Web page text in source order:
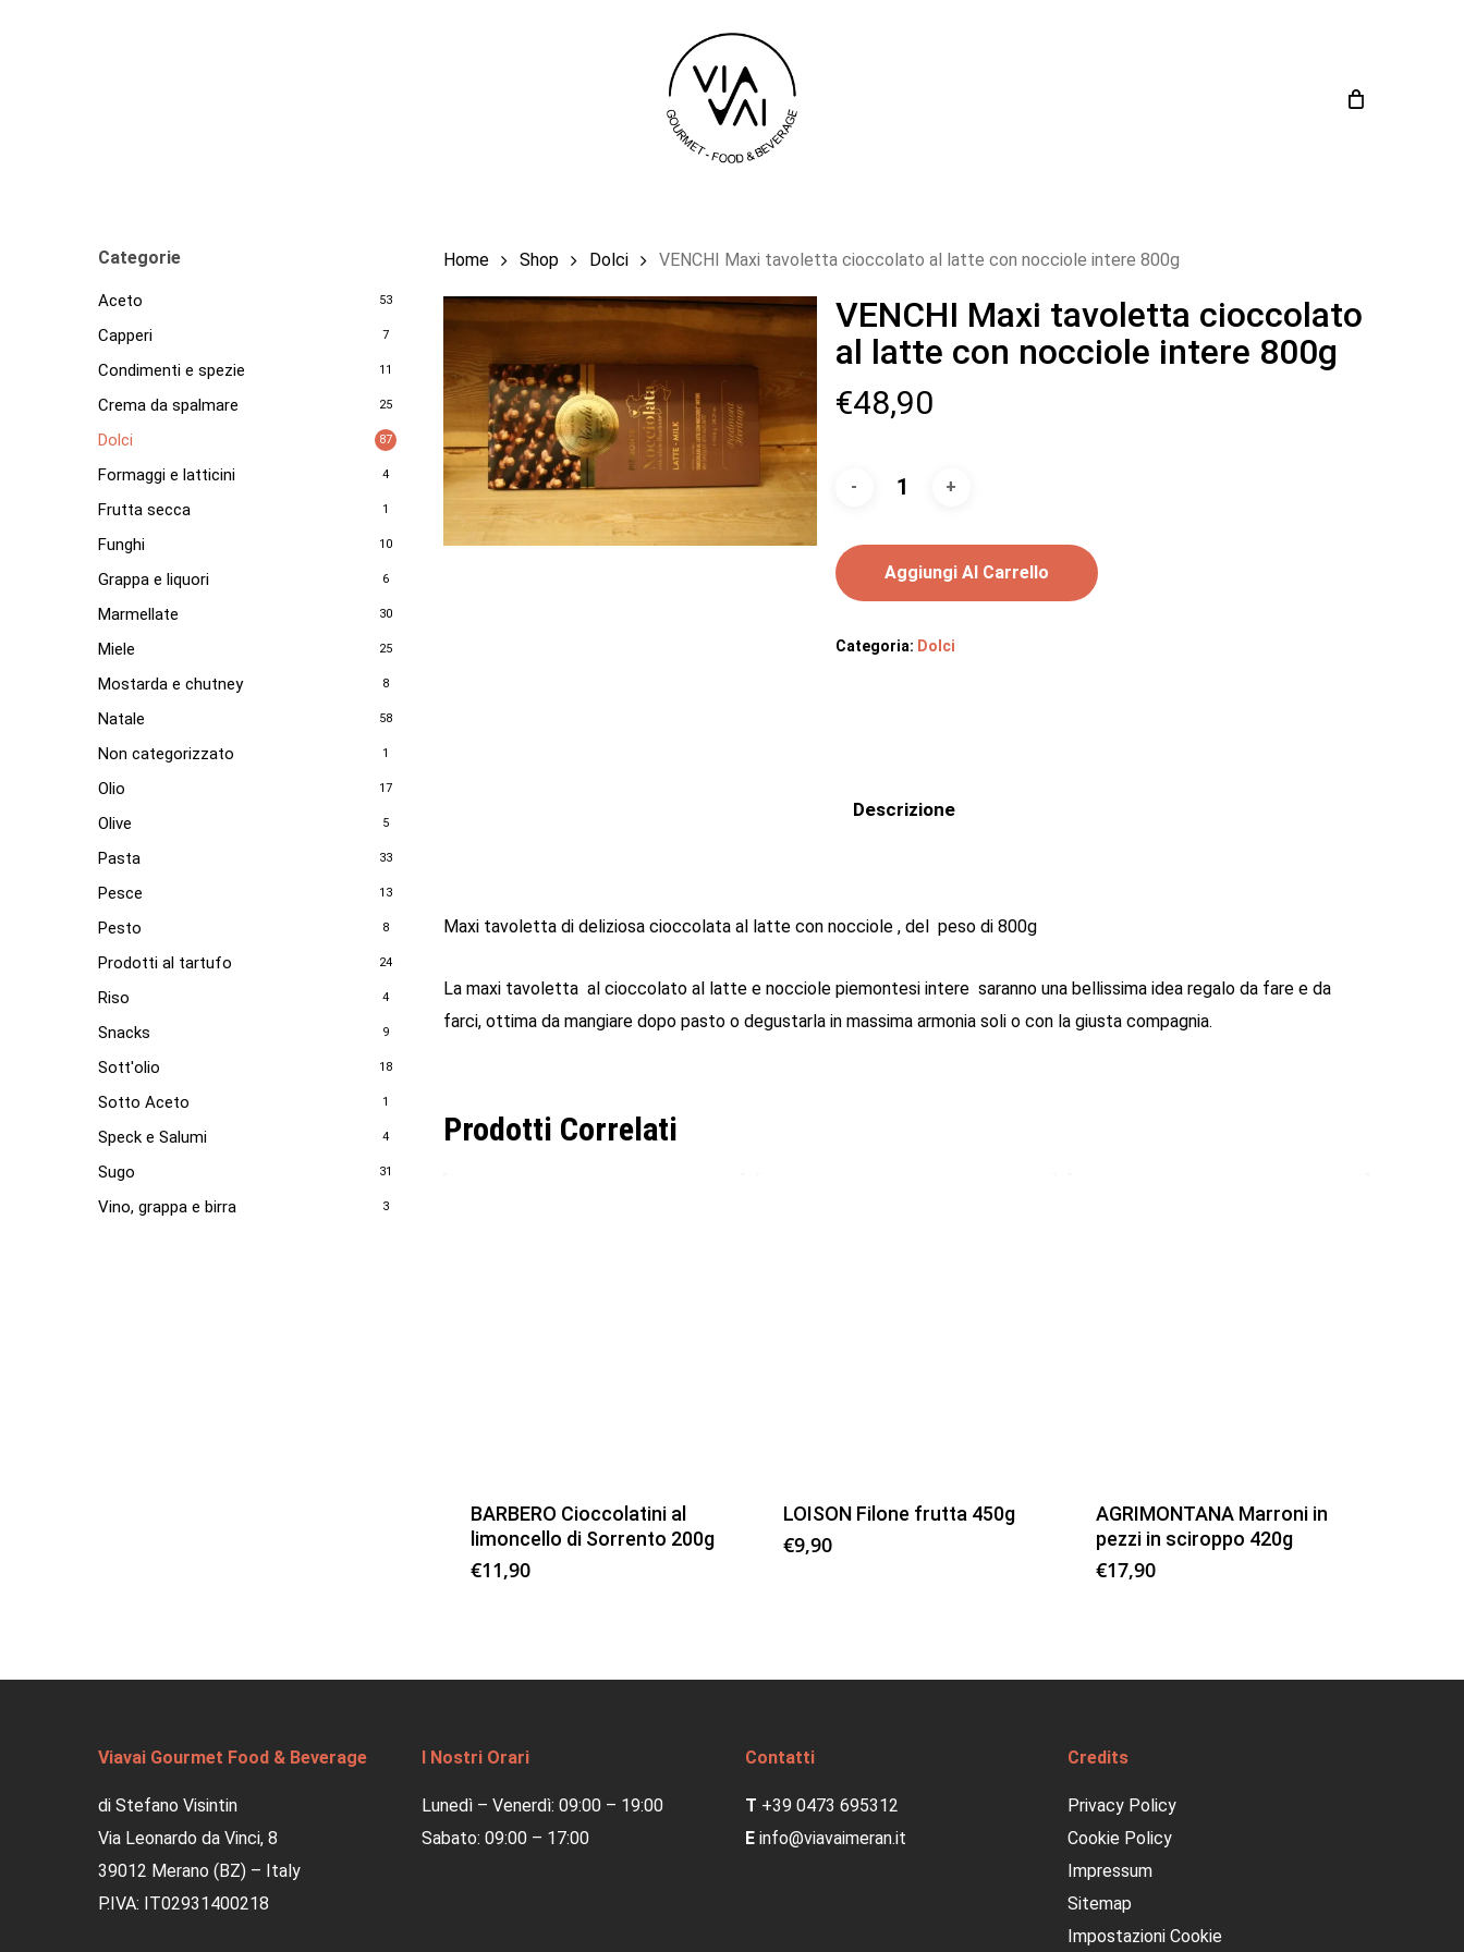
Categorie
Aceto 53
Capperi 7
Condimenti e spezie 11
Crema da spalmare 25
Dolci 87
Formaggi e latticini 4
Frutta secca 1
Funghi 10
Grappa e liquori 6
Marmellate 30
Miele 25
Mostarda e chutney 8
Natale 58
Non categorizzato 1
Olio 17
Olive 5
Pasta 33
Pesce 13
Pesto 8
Prodotti al tartufo 24
Riso 4
Snacks 9
Sott'olio 18
Sotto Aceto 1
Speck e Salumi 4
Sugo 31
Vino, grappa e birra 3
Home Shop Dolci VENCHI Maxi tavoletta cioccolato al latte con nocciole intere 800g
VENCHI Maxi tavoletta cioccolato
al latte con nocciole intere 800g
€48,90
Aggiungi Al Carrello
Categoria: Dolci
Descrizione
Maxi tavoletta di deliziosa cioccolata al latte con nocciole , del peso di 800g
La maxi tavoletta al cioccolato al latte e nocciole piemontesi intere saranno una bellissima idea regalo da fare e da
farci, ottima da mangiare dopo pasto o degustarla in massima armonia soli o con la giusta compagnia.
Prodotti Correlati
BARBERO Cioccolatini al
limoncello di Sorrento 200g
€11,90
LOISON Filone frutta 450g
€9,90
AGRIMONTANA Marroni in
pezzi in sciroppo 420g
€17,90
Viavai Gourmet Food & Beverage
di Stefano Visintin
Via Leonardo da Vinci, 8
39012 Merano (BZ) – Italy
P.IVA: IT02931400218
I Nostri Orari
Lunedì – Venerdì: 09:00 – 19:00
Sabato: 09:00 – 17:00
Contatti
T +39 0473 695312
E info@viavaimeran.it
Credits
Privacy Policy
Cookie Policy
Impressum
Sitemap
Impostazioni Cookie